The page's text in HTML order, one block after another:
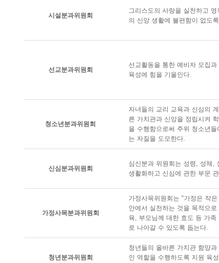
시설분과위원회
그리스도의 사랑을 실천하고
의 신앙 생활에 불편함이 없도
선교분과위원회
선교활동을 통한 예비자 모집
육성에 힘을 기울인다.
청소년분과위원회
자녀들의 교리 교육과 신심의
른 가치관과 신앙을 정립시켜
을 수행함으로써 주위 청소년
는 자질을 도모한다.
신심분과위원회
심신분과 위원회는 성령, 성체,
생활화하고 신심에 관한 부문
가정사목분과위원회
가정사목위원회는 "가정은 작
안에서 실천하는 것을 목적으
육, 부모님께 대한 효도 등 가
로 나아갈 수 있도록 돕는다.
청년분과위원회
청년들의 올바른 가치관 함양
인 역할을 수행하도록 지원 육